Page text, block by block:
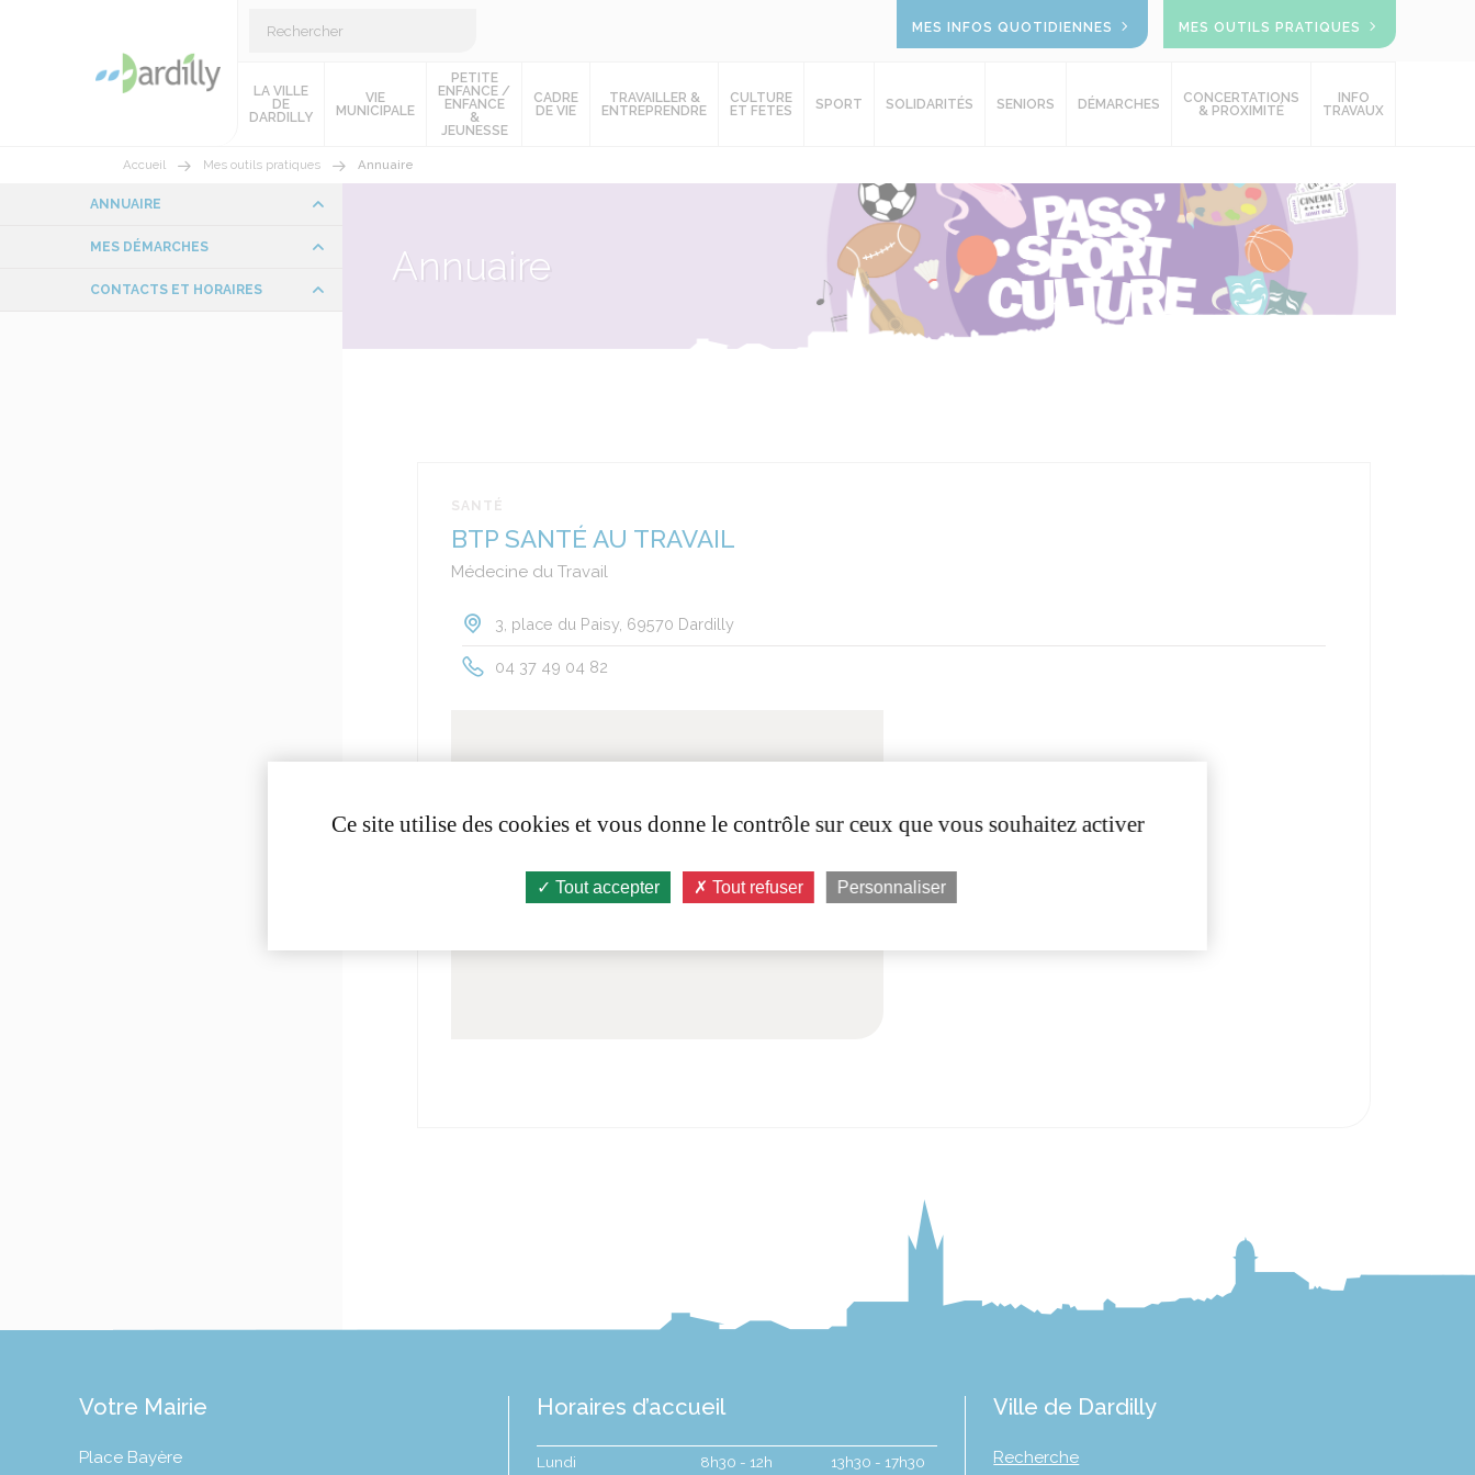
MES INFOS QUOTIDIENNES MES OUTILS PRATIQUES
LA VILLE
DE
DARDILLY
VIE
MUNICIPALE
PETITE
ENFANCE /
ENFANCE
&
JEUNESSE
CADRE
DE VIE
TRAVAILLER &
ENTREPRENDRE
CULTURE
ET FETES
SPORT SOLIDARITÉS SENIORS DÉMARCHES
CONCERTATIONS
& PROXIMITÉ
INFO
TRAVAUX
Accueil Mes outils pratiques Annuaire
Annuaire
SANTÉ
BTP SANTÉ AU TRAVAIL
Médecine du Travail
3, place du Paisy, 69570 Dardilly
04 37 49 04 82
ANNUAIRE
MES DÉMARCHES
CONTACTS ET HORAIRES
Votre Mairie
Place Bayère
Horaires d’accueil
Lundi 8h30 - 12h 13h30 - 17h30
Ville de Dardilly
Recherche
Ce site utilise des cookies et vous donne le contrôle sur ceux que vous souhaitez activer
Tout accepter Tout refuser Personnaliser